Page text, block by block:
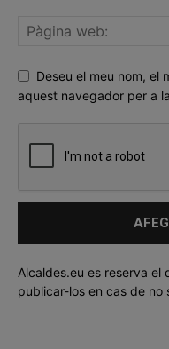
Deseu el meu nom, el
aquest navegador per a
Alcaldes.eu es reserva el
publicar-los en cas de no